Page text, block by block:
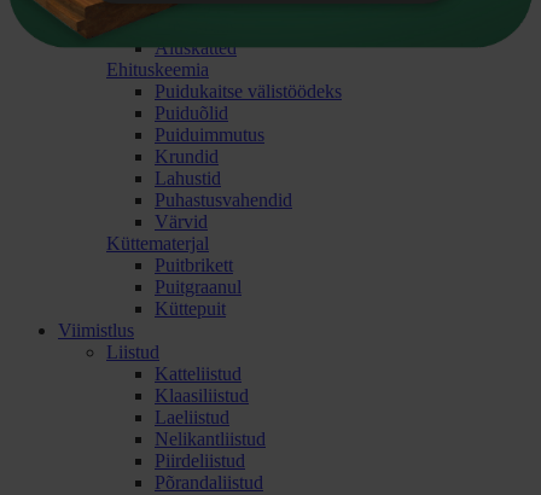
Aluskatted
Ehituskeemia
Puidukaitse välistöödeks
Puiduõlid
Puiduimmutus
Krundid
Lahustid
Puhastusvahendid
Värvid
Küttematerjal
Puitbrikett
Puitgraanul
Küttepuit
Viimistlus
Liistud
Katteliistud
Klaasiliistud
Laeliistud
Nelikantliistud
Piirdeliistud
Põrandaliistud